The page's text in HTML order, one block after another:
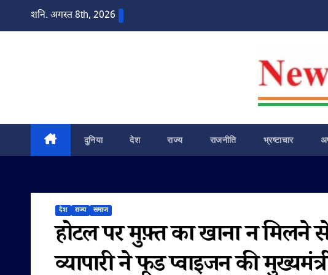
शनि. अगस्त 8th, 2026
दुनिया देश राज्य राजनीति भ्रष्टाचार
देश राज्य समाज
होटल पर मुफ़्त का खाना न मिलने
व्यापारी ने फूड प्वाइजन की